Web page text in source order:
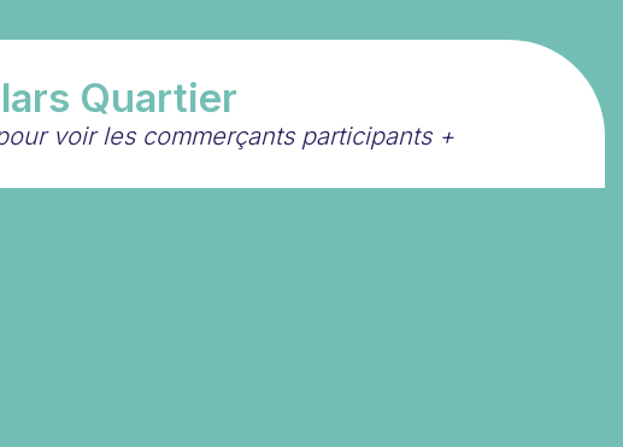
Quartier
voir les commerçants participants +